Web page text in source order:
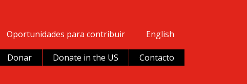
Oportunidades para contribuir English
Donar Donate in the US Contacto